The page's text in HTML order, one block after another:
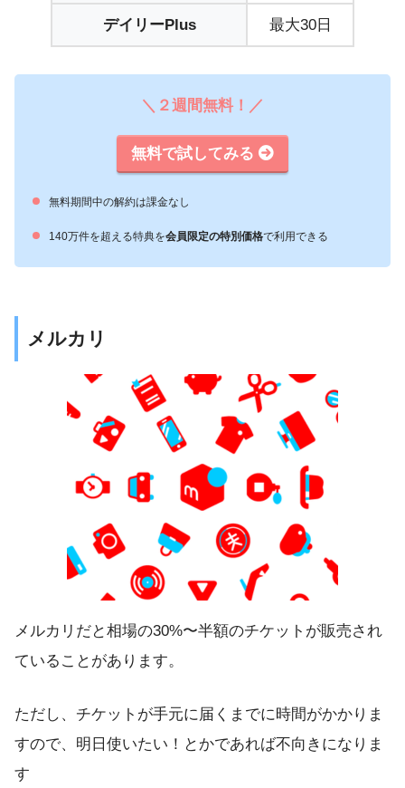
デイリーPlus 最大30日
＼２週間無料！／
無料で試してみる
無料期間中の解約は課金なし
140万件を超える特典を会員限定の特別価格で利用できる
メルカリ
メルカリだと相場の30%〜半額のチケットが販売され
ていることがあります。
ただし、チケットが手元に届くまでに時間がかかりま
すので、明日使いたい！とかであれば不向きになりま
す